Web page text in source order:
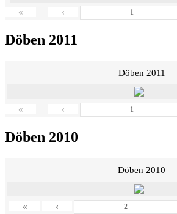
« ‹
Döben 2011
Döben 2011
« ‹
Döben 2010
Döben 2010
« ‹